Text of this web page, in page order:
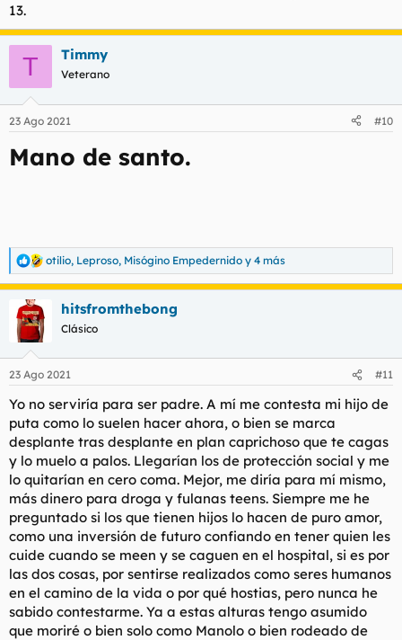
13.
T Timmy
Veterano
23 Ago 2021 #10
Mano de santo.
R
e
a
c
c
i
e
:
otilio, Leproso, Misógino Empedernido y 4 más
hitsfromthebong
Clásico
23 Ago 2021 #11
Yo no serviría para ser padre. A mí me contesta mi hijo de
puta como lo suelen hacer ahora, o bien se marca
desplante tras desplante en plan caprichoso que te cagas
y lo muelo a palos. Llegarían los de protección social y me
lo quitarían en cero coma. Mejor, me diría para mí mismo,
más dinero para droga y fulanas teens. Siempre me he
preguntado si los que tienen hijos lo hacen de puro amor,
como una inversión de futuro confiando en tener quien les
cuide cuando se meen y se caguen en el hospital, si es por
las dos cosas, por sentirse realizados como seres humanos
en el camino de la vida o por qué hostias, pero nunca he
sabido contestarme. Ya a estas alturas tengo asumido
que moriré o bien solo como Manolo o bien rodeado de